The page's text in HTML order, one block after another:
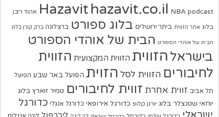
Hazavit hazavit.co.il NBA podcast אהוד ריבן
בלוג אתר הזווית ביתר ירושלים בלוג ספורט ברצלונה ברק קורן בלוג
הבית של אוהדי הספורט הבית של אוהדי הספורט
בישראל הזווית הזווית המקצועית הזווית
לחיבורים הזווית לסל הזוית הפועל באר שבע הפועל
תל אביב זווית אחרת זווית לחיבורים טמיר זוארץ בלוג
יוחאי שטנצלר בלוג יורגן קלופ כדורגל אירופאי כדורגל אנגלי כדורגל